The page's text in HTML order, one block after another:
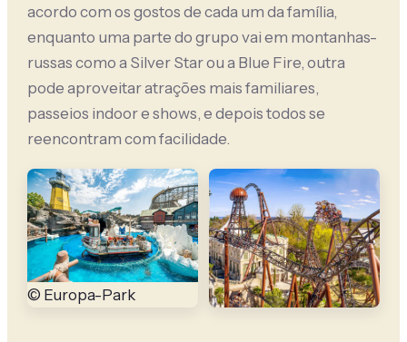
acordo com os gostos de cada um da família,
enquanto uma parte do grupo vai em montanhas-
russas como a Silver Star ou a Blue Fire, outra
pode aproveitar atrações mais familiares,
passeios indoor e shows, e depois todos se
reencontram com facilidade.
© Europa-Park